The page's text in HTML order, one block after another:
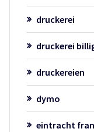
druckerei
druckerei
druckereien
dymo
eintracht